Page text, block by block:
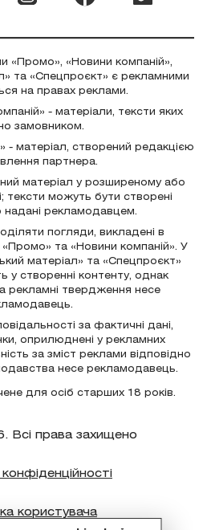
«Промо», «Новини компаній»,
та «Спецпроєкт» є рекламними
на правах реклами.
- матеріали, тексти яких
замовником.
- матеріал, створений редакцією
партнера.
матеріал у розширеному або
тексти можуть бути створені
надані рекламодавцем.
погляди, викладені в
«Промо» та «Новини компаній». У
матеріал» та «Спецпроєкт»
у створенні контенту, однак
рекламні твердження несе
за фактичні дані,
оприлюднені у рекламних
за зміст реклами відповідно
несе рекламодавець.
для осіб старших 18 років.
Всі права захищено
користувача